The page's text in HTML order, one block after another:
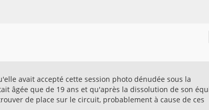
avait accepté cette session photo dénudée sous la
âgée que de 19 ans et qu'après la dissolution de son
de place sur le circuit, probablement à cause de ces